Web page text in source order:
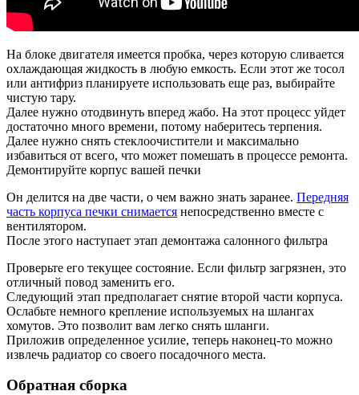
На блоке двигателя имеется пробка, через которую сливается
охлаждающая жидкость в любую емкость. Если этот же тосол
или антифриз планируете использовать еще раз, выбирайте
чистую тару.
Далее нужно отодвинуть вперед жабо. На этот процесс уйдет
достаточно много времени, потому наберитесь терпения.
Далее нужно снять стеклоочистители и максимально
избавиться от всего, что может помешать в процессе ремонта.
Демонтируйте корпус вашей печки
Он делится на две части, о чем важно знать заранее. Передняя
часть корпуса печки снимается непосредственно вместе с
вентилятором.
После этого наступает этап демонтажа салонного фильтра
Проверьте его текущее состояние. Если фильтр загрязнен, это
отличный повод заменить его.
Следующий этап предполагает снятие второй части корпуса.
Ослабьте немного крепление используемых на шлангах
хомутов. Это позволит вам легко снять шланги.
Приложив определенное усилие, теперь наконец-то можно
извлечь радиатор со своего посадочного места.
Обратная сборка